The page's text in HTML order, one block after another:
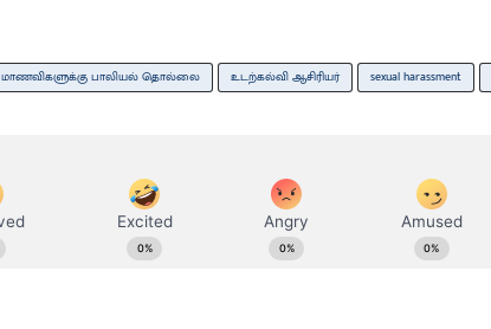
மாணவிகளுக்கு பாலியல் தொல்லை உடற்கல்வி ஆசிரியர் sexual harassment